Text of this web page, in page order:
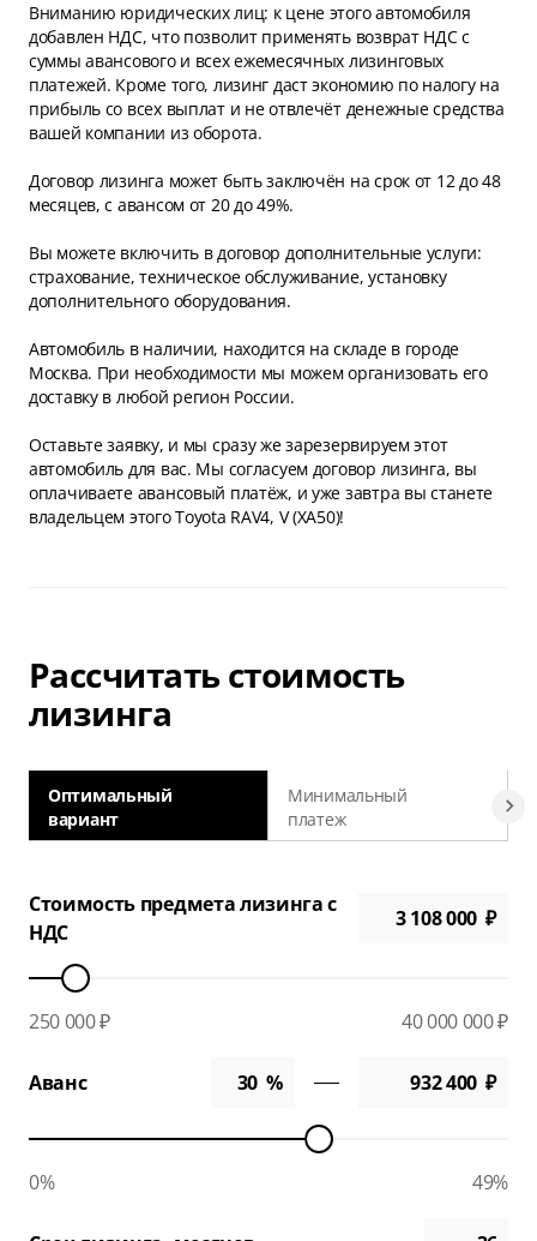
Вниманию юридических лиц: к цене этого автомобиля
добавлен НДС, что позволит применять возврат НДС с
суммы авансового и всех ежемесячных лизинговых
платежей. Кроме того, лизинг даст экономию по налогу на
прибыль со всех выплат и не отвлечёт денежные средства
вашей компании из оборота.
Договор лизинга может быть заключён на срок от 12 до 48
месяцев, с авансом от 20 до 49%.
Вы можете включить в договор дополнительные услуги:
страхование, техническое обслуживание, установку
дополнительного оборудования.
Автомобиль в наличии, находится на складе в городе
Москва. При необходимости мы можем организовать его
доставку в любой регион России.
Оставьте заявку, и мы сразу же зарезервируем этот
автомобиль для вас. Мы согласуем договор лизинга, вы
оплачиваете авансовый платёж, и уже завтра вы станете
владельцем этого Toyota RAV4, V (XA50)!
Рассчитать стоимость
лизинга
Оптимальный
вариант
Минимальный
платеж
Стоимость предмета лизинга с
НДС
250 000 ₽ 40 000 000 ₽
Аванс
0% 49%